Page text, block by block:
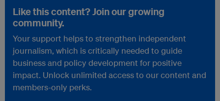
Like this content? Join our growing
community.
Your support helps to strengthen independent
journalism, which is critically needed to guide
business and policy development for positive
impact. Unlock unlimited access to our content and
members-only perks.